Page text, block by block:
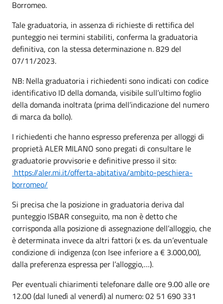
Borromeo.
Tale graduatoria, in assenza di richieste di rettifica del
punteggio nei termini stabiliti, conferma la graduatoria
definitiva, con la stessa determinazione n. 829 del
07/11/2023.
NB: Nella graduatoria i richiedenti sono indicati con codice
identificativo ID della domanda, visibile sull’ultimo foglio
della domanda inoltrata (prima dell’indicazione del numero
di marca da bollo).
I richiedenti che hanno espresso preferenza per alloggi di
proprietà ALER MILANO sono pregati di consultare le
graduatorie provvisorie e definitive presso il sito:
https://aler.mi.it/offerta-abitativa/ambito-peschiera-
borromeo/
Si precisa che la posizione in graduatoria deriva dal
punteggio ISBAR conseguito, ma non è detto che
corrisponda alla posizione di assegnazione dell’alloggio, che
è determinata invece da altri fattori (x es. da un’eventuale
condizione di indigenza (con Isee inferiore a € 3.000,00),
dalla preferenza espressa per l’alloggio,…).
Per eventuali chiarimenti telefonare dalle ore 9.00 alle ore
12.00 (dal lunedì al venerdì) al numero: 02 51 690 331